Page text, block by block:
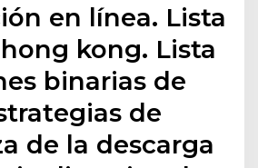
en línea. Lista
kong. Lista
binarias de
de
de la descarga